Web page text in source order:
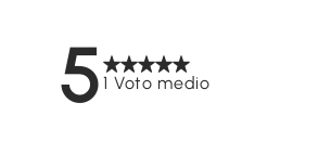
51 Voto medio